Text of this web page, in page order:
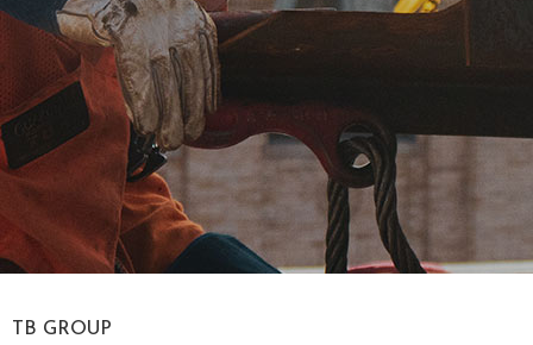
TB GROUP